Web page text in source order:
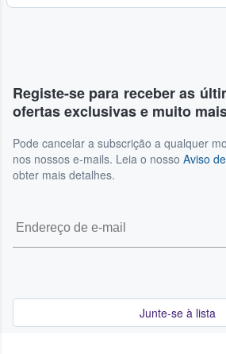
Registe-se para receber as
ofertas exclusivas e muito
Pode cancelar a subscrição a qualquer
nos nossos e-mails. Leia o nosso Aviso
obter mais detalhes.
Junte-se à lista